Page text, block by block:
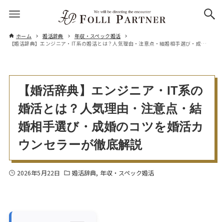
ホーム 婚活辞典
年収・スペック婚活
【婚活辞典】エンジニア・IT系の婚活とは？人気理由・注意点・結婚相手選び・成婚のコツを婚活カウンセラーが徹底解説
【婚活辞典】エンジニア・IT系の
婚活とは？人気理由・注意点・結
婚相手選び・成婚のコツを婚活カ
ウンセラーが徹底解説
2026年5月22日 婚活辞典 年収・スペック婚活